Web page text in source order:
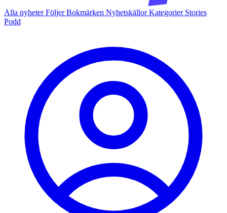
Alla nyheterFöljerBokmärken NyhetskällorKategorier Stories
Podd